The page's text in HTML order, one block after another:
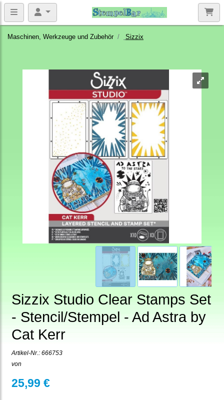
Maschinen, Werkzeuge und Zubehör Sizzix
Sizzix Studio Clear Stamps Set
- Stencil/Stempel - Ad Astra by
Cat Kerr
Artikel-Nr.: 666753
von
25,99 €